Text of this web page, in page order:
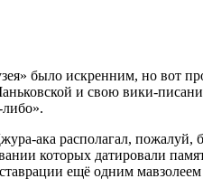
было искренним, но вот
и свою вики-
либо».
ака располагал,
которых датировали
ещё одним